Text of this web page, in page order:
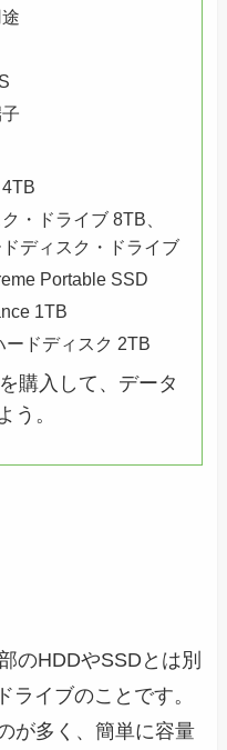
・ドライブ 8TB、
ディスク・ドライブ
Portable SSD
1TB
ードディスク 2TB
購入して、データ
う。
のHDDやSSDとは別
ライブのことです。
が多く、簡単に容量